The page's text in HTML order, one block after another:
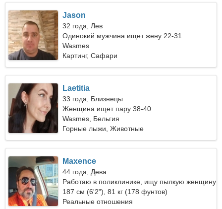
Jason
32 года, Лев
Одинокий мужчина ищет жену 22-31
Wasmes
Картинг, Сафари
Laetitia
33 года, Близнецы
Женщина ищет пару 38-40
Wasmes, Бельгия
Горные лыжи, Животные
Maxence
44 года, Дева
Работаю в поликлинике, ищу пылкую женщину
187 см (6'2"), 81 кг (178 фунтов)
Реальные отношения